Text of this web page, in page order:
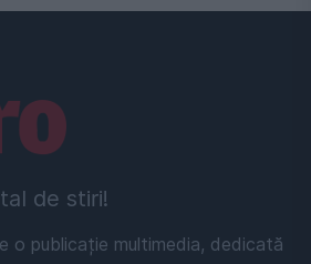
de stiri!
o publicație multimedia, dedicată